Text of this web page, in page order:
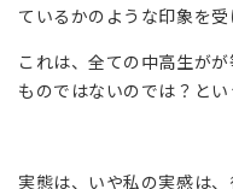
ているかのような印象を受
これは、全ての中高生が
ものではないのでは？とい
実態は、いや私の実感は